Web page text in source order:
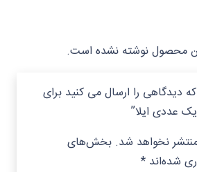
محصول نوشته نشده است.
دیدگاهی را ارسال می کنید برای
عددی ایلا”
نخواهد شد. بخش‌های
شده‌اند *